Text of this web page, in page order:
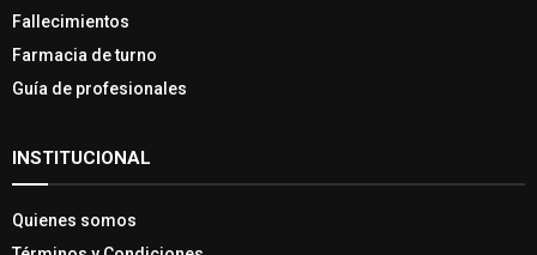
Fallecimientos
Farmacia de turno
Guía de profesionales
INSTITUCIONAL
Quienes somos